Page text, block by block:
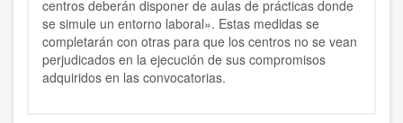
centros deberán disponer de aulas de prácticas donde
se simule un entorno laboral». Estas medidas se
completarán con otras para que los centros no se vean
perjudicados en la ejecución de sus compromisos
adquiridos en las convocatorias.